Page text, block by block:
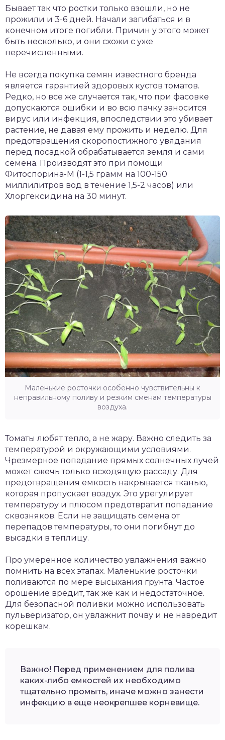
Бывает так что ростки только взошли, но не
прожили и 3-6 дней. Начали загибаться и в
конечном итоге погибли. Причин у этого может
быть несколько, и они схожи с уже
перечисленными.
Не всегда покупка семян известного бренда
является гарантией здоровых кустов томатов.
Редко, но все же случается так, что при фасовке
допускаются ошибки и во всю пачку заносится
вирус или инфекция, впоследствии это убивает
растение, не давая ему прожить и неделю. Для
предотвращения скоропостижного увядания
перед посадкой обрабатывается земля и сами
семена. Производят это при помощи
Фитоспорина-М (1-1,5 грамм на 100-150
миллилитров вод в течение 1,5-2 часов) или
Хлоргексидина на 30 минут.
Маленькие росточки особенно чувствительны к
неправильному поливу и резким сменам температуры
воздуха.
Томаты любят тепло, а не жару. Важно следить за
температурой и окружающими условиями.
Чрезмерное попадание прямых солнечных лучей
может сжечь только всходящую рассаду. Для
предотвращения емкость накрывается тканью,
которая пропускает воздух. Это урегулирует
температуру и плюсом предотвратит попадание
сквозняков. Если не защищать семена от
перепадов температуры, то они погибнут до
высадки в теплицу.
Про умеренное количество увлажнения важно
помнить на всех этапах. Маленькие росточки
поливаются по мере высыхания грунта. Частое
орошение вредит, так же как и недостаточное.
Для безопасной поливки можно использовать
пульверизатор, он увлажнит почву и не навредит
корешкам.
Важно! Перед применением для полива
каких-либо емкостей их необходимо
тщательно промыть, иначе можно занести
инфекцию в еще неокрепшее корневище.